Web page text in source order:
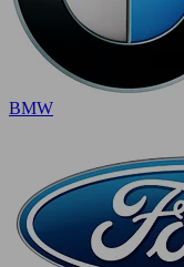
BMW